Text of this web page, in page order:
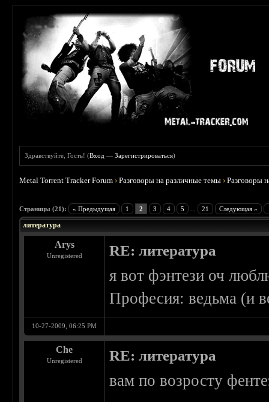
Здравствуйте, Гость! (Вход —Зарегистрироваться)
Metal Torrent Tracker Forum ›Разговоры на различные темы ›Разговоры
Страницы (21): « Предыдущая 1 2 3 4 5 21 Следующая »
литература
Arys
Unregistered RE: литература
я вот фэнтези оч
Професия: ведьма (и
10-27-2009, 06:25 PM
Che
Unregistered RE: литература
вам по возросту